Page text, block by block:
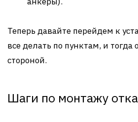
Теперь давайте перейдем к
все делать по пунктам, и
стороной.
Шаги по монтажу